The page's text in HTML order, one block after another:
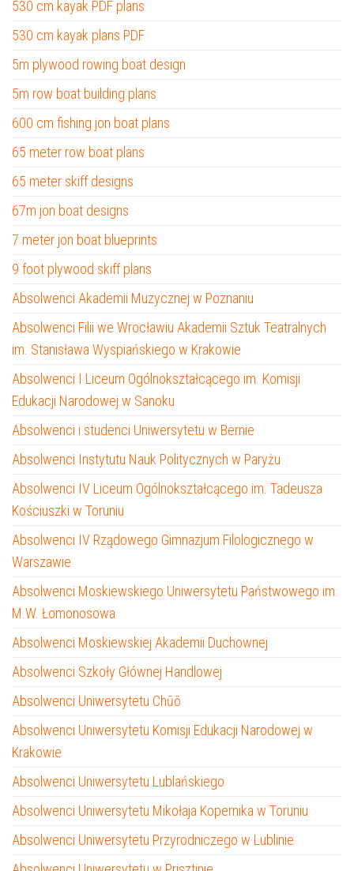
530 cm kayak PDF plans
530 cm kayak plans PDF
5m plywood rowing boat design
5m row boat building plans
600 cm fishing jon boat plans
65 meter row boat plans
65 meter skiff designs
67m jon boat designs
7 meter jon boat blueprints
9 foot plywood skiff plans
Absolwenci Akademii Muzycznej w Poznaniu
Absolwenci Filii we Wrocławiu Akademii Sztuk Teatralnych
im. Stanisława Wyspiańskiego w Krakowie
Absolwenci I Liceum Ogólnokształcącego im. Komisji
Edukacji Narodowej w Sanoku
Absolwenci i studenci Uniwersytetu w Bernie
Absolwenci Instytutu Nauk Politycznych w Paryżu
Absolwenci IV Liceum Ogólnokształcącego im. Tadeusza
Kościuszki w Toruniu
Absolwenci IV Rządowego Gimnazjum Filologicznego w
Warszawie
Absolwenci Moskiewskiego Uniwersytetu Państwowego im.
M.W. Łomonosowa
Absolwenci Moskiewskiej Akademii Duchownej
Absolwenci Szkoły Głównej Handlowej
Absolwenci Uniwersytetu Chūō
Absolwenci Uniwersytetu Komisji Edukacji Narodowej w
Krakowie
Absolwenci Uniwersytetu Lublańskiego
Absolwenci Uniwersytetu Mikołaja Kopernika w Toruniu
Absolwenci Uniwersytetu Przyrodniczego w Lublinie